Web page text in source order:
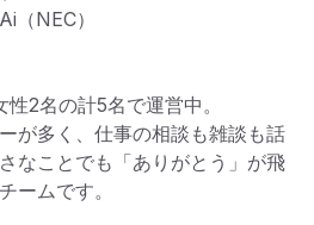
（NEC）
2名の計5名で運営中。
が多く、仕事の相談も雑談も話
なことでも「ありがとう」が飛
ームです。